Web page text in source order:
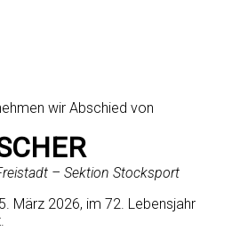
wir Abschied von
– Sektion Stocksport
März 2026, im 72. Lebensjahr